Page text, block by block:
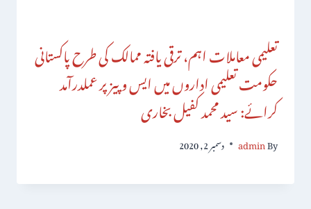
تعلیمی معاملات اہم، ترقی یافتہ ممالک کی طرح پاکستانی
حکومت تعلیمی اداروں میں ایس و پیز پر عملدرآمد
کرائے: سید محمد کفیل بخاری
By
admin دسمبر 2, 2020